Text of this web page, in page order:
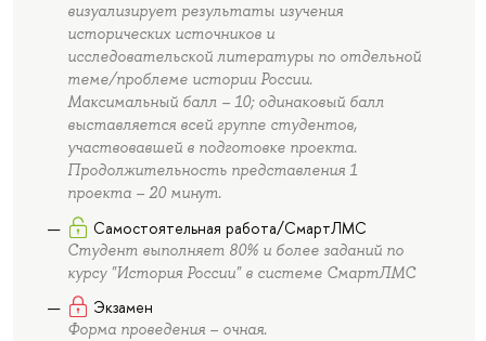
визуализирует результаты изучения
исторических источников и
исследовательской литературы по отдельной
теме/проблеме истории России.
Максимальный балл – 10; одинаковый балл
выставляется всей группе студентов,
участвовавшей в подготовке проекта.
Продолжительность представления 1
проекта – 20 минут.
Самостоятельная работа/СмартЛМС
Студент выполняет 80% и более заданий по
курсу "История России" в системе СмартЛМС
Экзамен
Форма проведения – очная.